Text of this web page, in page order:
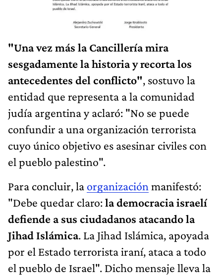
"Una vez más la Cancillería mira
sesgadamente la historia y recorta los
antecedentes del conflicto", sostuvo la
entidad que representa a la comunidad
judía argentina y aclaró: "No se puede
confundir a una organización terrorista
cuyo único objetivo es asesinar civiles con
el pueblo palestino".
Para concluir, la organización manifestó:
"Debe quedar claro:la democracia israelí
defiende a sus ciudadanos atacando la
Jihad Islámica. La Jihad Islámica, apoyada
por el Estado terrorista iraní, ataca a todo
el pueblo de Israel". Dicho mensaje lleva la